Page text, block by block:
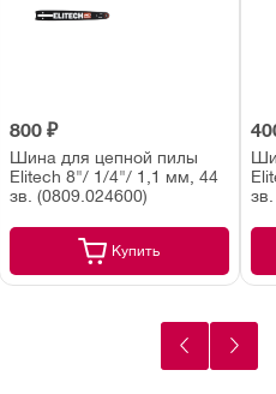
800 ₽
Шина для цепной пилы
Elitech 8"/ 1/4"/ 1,1 мм, 44
зв. (0809.024600)
Купить